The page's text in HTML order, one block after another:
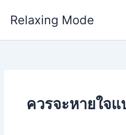
Relaxing Mode
ควรจะหายใจ